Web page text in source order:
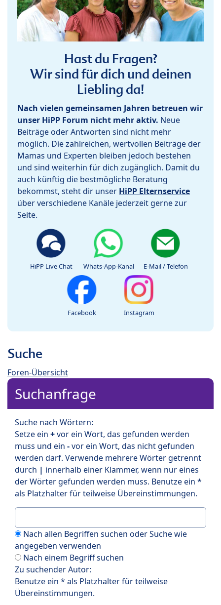
Hast du Fragen?
Wir sind für dich und deinen
Liebling da!
Nach vielen gemeinsamen Jahren betreuen wir
unser HiPP Forum nicht mehr aktiv. Neue
Beiträge oder Antworten sind nicht mehr
möglich. Die zahlreichen, wertvollen Beiträge der
Mamas und Experten bleiben jedoch bestehen
und sind weiterhin für dich zugänglich. Damit du
auch künftig die bestmögliche Beratung
bekommst, steht dir unser HiPP Elternservice
über verschiedene Kanäle jederzeit gerne zur
Seite.
HiPP Live Chat Whats-App-Kanal E-Mail / Telefon
Facebook Instagram
Suche
Foren-Übersicht
Suchanfrage
Suche nach Wörtern:
Setze ein +vor ein Wort, das gefunden werden
muss und ein -vor ein Wort, das nicht gefunden
werden darf. Verwende mehrere Wörter getrennt
durch | innerhalb einer Klammer, wenn nur eines
der Wörter gefunden werden muss. Benutze ein *
als Platzhalter für teilweise Übereinstimmungen.
Nach allen Begriffen suchen oder Suche wie
angegeben verwenden
Nach einem Begriff suchen
Zu suchender Autor:
Benutze ein * als Platzhalter für teilweise
Übereinstimmungen.